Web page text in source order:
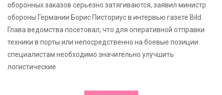
оборонных заказов серьезно затягиваются, заявил министр
обороны Германии Борис Писториус в интервью газете Bild.
Глава ведомства посетовал, что для оперативной отправки
техники в порты или непосредственно на боевые позиции
специалистам необходимо значительно улучшить
логистические